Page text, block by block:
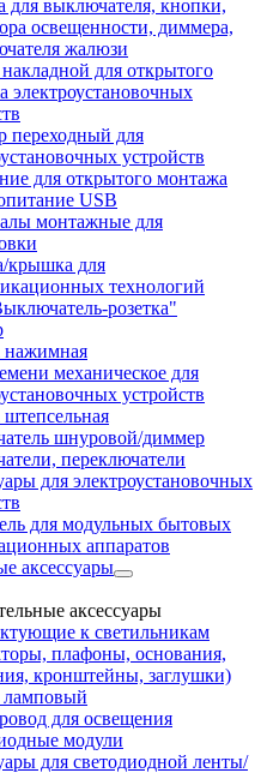
выключателя, кнопки,
освещенности, диммера,
жалюзи
для открытого
электроустановочных
переходный для
устройств
для открытого монтажа
USB
монтажные для
крышка для
технологий
розетка"
нажимная
механическое для
устройств
штепсельная
шнуровой/диммер
переключатели
для электроустановочных
для модульных бытовых
аппаратов
аксессуары
аксессуары
к светильникам
плафоны, основания,
кронштейны, заглушки)
для освещения
модули
для светодиодной ленты/